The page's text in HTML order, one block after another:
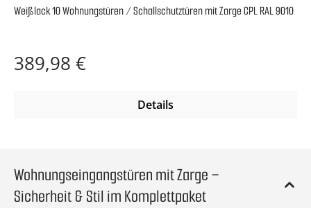
Weißlack 10 Wohnungstüren / Schallschutztüren mit Zarge CPL RAL 9010
Regulärer Preis:
389,98 €
Details
Wohnungseingangstüren mit Zarge –
Sicherheit & Stil im Komplettpaket